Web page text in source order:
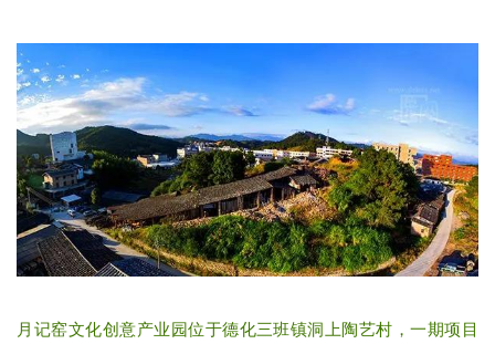
月记窑文化创意产业园位于德化三班镇洞上陶艺村，一期项目